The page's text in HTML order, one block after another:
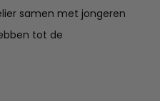
samen met jongeren
tot de